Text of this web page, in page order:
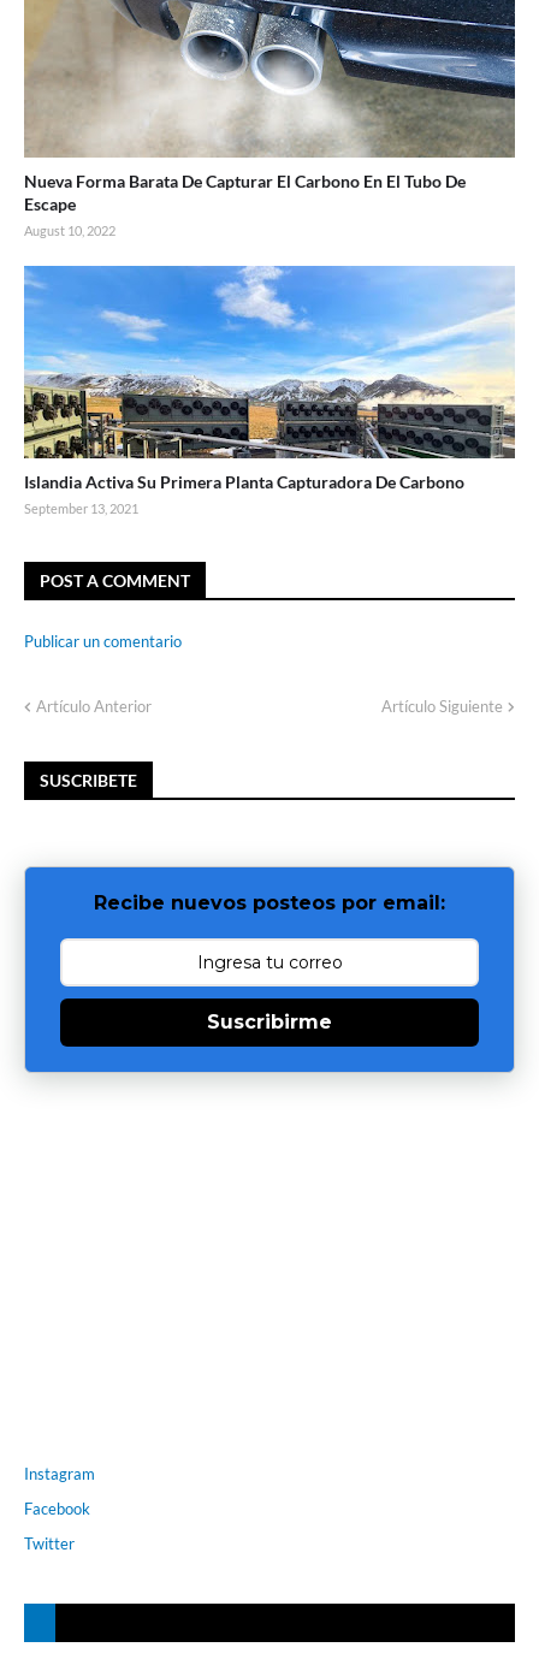
Nueva Forma Barata De Capturar El Carbono En El Tubo De
Escape
August 10, 2022
Islandia Activa Su Primera Planta Capturadora De Carbono
September 13, 2021
POST A COMMENT
Publicar un comentario
Artículo Anterior Artículo Siguiente
SUSCRIBETE
Recibe nuevos posteos por email:
Suscribirme
Instagram
Facebook
Twitter